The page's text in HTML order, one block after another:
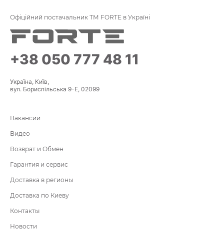
Офіційний постачальник ТМ FORTE в Україні
+38 050 777 48 11
Україна, Київ,
вул. Бориспільська 9-Е, 02099
Вакансии
Видео
Возврат и Обмен
Гарантия и сервис
Доставка в регионы
Доставка по Киеву
Контакты
Новости